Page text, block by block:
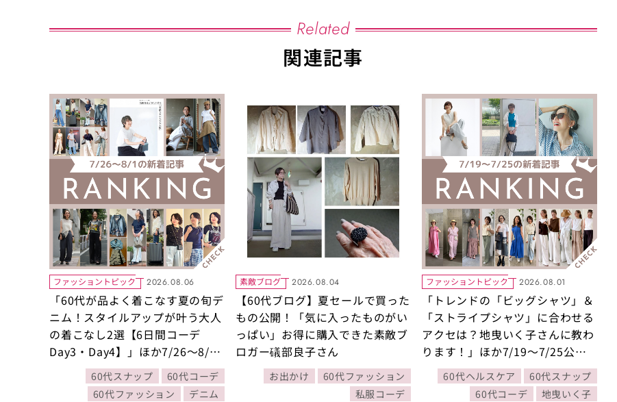
Related
関連記事
ファッショントピック 2026.08.06
「60代が品よく着こなす夏の旬デ
ニム！スタイルアップが叶う大人
の着こなし2選【6日間コーデ
Day3・Day4】」ほか7/26～8/1
公開記事の人気ランキングをご紹
介！【今週の新着記事ベスト10】
60代スナップ
60代コーデ
60代ファッション
デニム
素敵ブログ 2026.08.04
【60代ブログ】夏セールで買った
もの公開！「気に入ったものがい
っぱい」お得に購入できた素敵ブ
ロガー礒部良子さん
お出かけ
60代ファッション
私服コーデ
ファッショントピック 2026.08.01
「トレンドの「ビッグシャツ」＆
「ストライプシャツ」に合わせる
アクセは？地曳いく子さんに教わ
ります！」ほか7/19～7/25公開
記事の人気ランキングをご紹介！
【今週の新着記事ベスト10】
60代ヘルスケア
60代スナップ
60代コーデ
地曳いく子